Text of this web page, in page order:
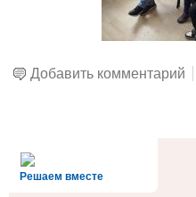
Добавить комментарий
Решаем вместе